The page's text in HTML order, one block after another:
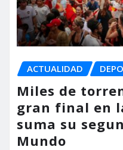
ACTUALIDAD
Miles de
gran final en
suma su
Mundo